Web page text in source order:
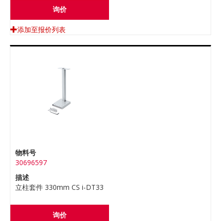
询价
添加至报价列表
物料号
30696597
描述
立柱套件 330mm CS i-DT33
询价